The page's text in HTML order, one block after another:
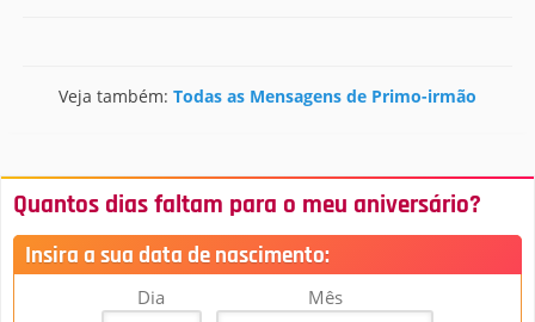
Veja também: Todas as Mensagens de Primo-irmão
Quantos dias faltam para o meu aniversário?
Insira a sua data de nascimento:
Dia Mês